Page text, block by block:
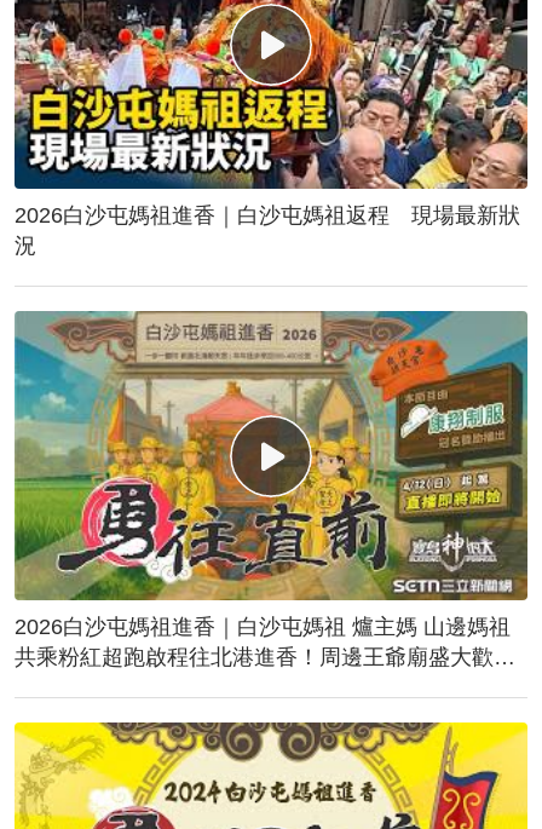
2026白沙屯媽祖進香｜白沙屯媽祖返程 現場最新狀
況
2026白沙屯媽祖進香｜白沙屯媽祖 爐主媽 山邊媽祖
共乘粉紅超跑啟程往北港進香！周邊王爺廟盛大歡